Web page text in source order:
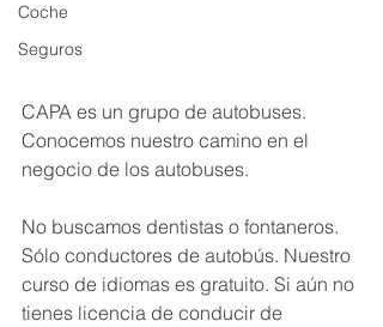
Coche
Seguros
CAPA es un grupo de autobuses.
Conocemos nuestro camino en el
negocio de los autobuses.
No buscamos dentistas o fontaneros.
Sólo conductores de autobús. Nuestro
curso de idiomas es gratuito. Si aún no
tienes licencia de conducir de